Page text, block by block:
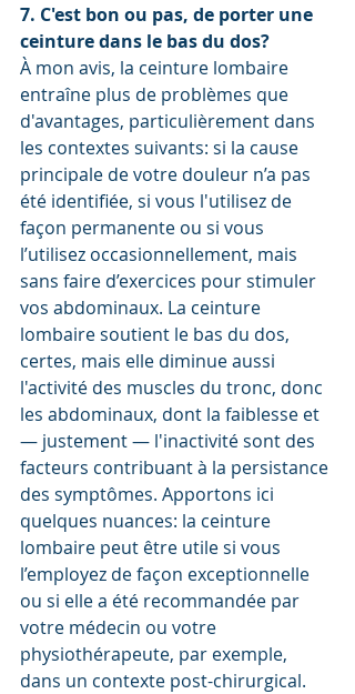
7. C'est bon ou pas, de porter une
ceinture dans le bas du dos?
À mon avis, la ceinture lombaire
entraîne plus de problèmes que
d'avantages, particulièrement dans
les contextes suivants: si la cause
principale de votre douleur n’a pas
été identifiée, si vous l'utilisez de
façon permanente ou si vous
l’utilisez occasionnellement, mais
sans faire d’exercices pour stimuler
vos abdominaux. La ceinture
lombaire soutient le bas du dos,
certes, mais elle diminue aussi
l'activité des muscles du tronc, donc
les abdominaux, dont la faiblesse et
— justement — l'inactivité sont des
facteurs contribuant à la persistance
des symptômes. Apportons ici
quelques nuances: la ceinture
lombaire peut être utile si vous
l’employez de façon exceptionnelle
ou si elle a été recommandée par
votre médecin ou votre
physiothérapeute, par exemple,
dans un contexte post-chirurgical.